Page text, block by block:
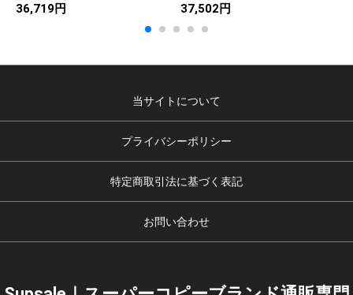
36,719円 37,502円
当サイトについて
プライバシーポリシー
特定商取引法に基づく表記
お問い合わせ